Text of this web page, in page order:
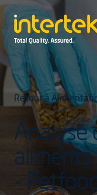
Retour à
Analyse
-